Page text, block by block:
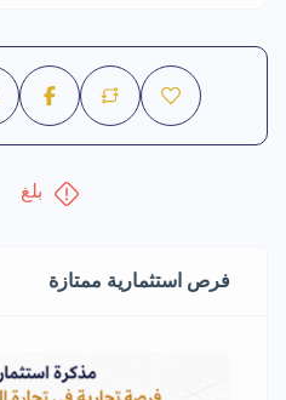
بلغ
فرص استثمارية ممتازة